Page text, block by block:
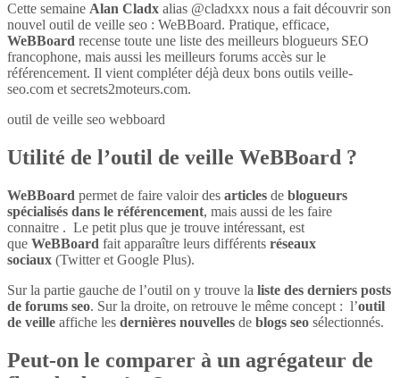
Cette semaine Alan Cladx alias @cladxxx nous a fait découvrir son
nouvel outil de veille seo : WeBBoard. Pratique, efficace,
WeBBoard recense toute une liste des meilleurs blogueurs SEO
francophone, mais aussi les meilleurs forums accès sur le
référencement. Il vient compléter déjà deux bons outils veille-
seo.com et secrets2moteurs.com.
outil de veille seo webboard
Utilité de l’outil de veille WeBBoard ?
WeBBoard permet de faire valoir des articles de blogueurs
spécialisés dans le référencement, mais aussi de les faire
connaitre . Le petit plus que je trouve intéressant, est
que WeBBoard fait apparaître leurs différents réseaux
sociaux (Twitter et Google Plus).
Sur la partie gauche de l’outil on y trouve la liste des derniers posts
de forums seo. Sur la droite, on retrouve le même concept : l’outil
de veille affiche les dernières nouvelles de blogs seo sélectionnés.
Peut-on le comparer à un agrégateur de